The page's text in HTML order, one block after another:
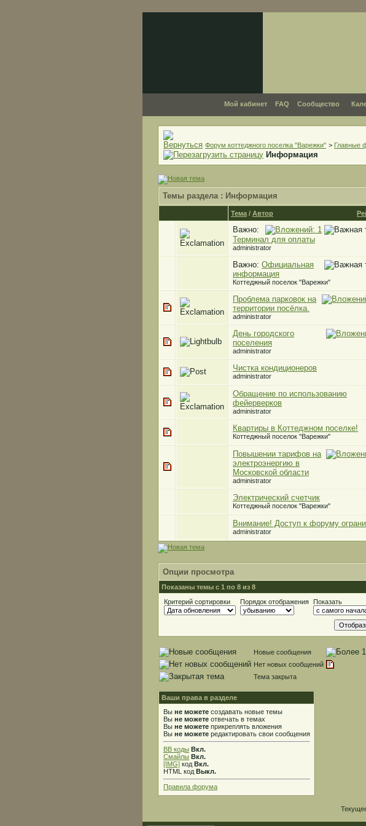
Мой кабинет FAQ Сообщество
Форум коттеджного поселка "Варежки" > Главные
Информация
Темы раздела: Информация
Тема / Автор
Важно:
Терминал для оплаты
administrator
Важно: Официальная
информация
Коттеджный поселок "Варежки"
Проблема парковок на
территории посёлка.
administrator
День городского
поселения
administrator
Чистка кондиционеров
administrator
Обращение по использованию
фейерверков
administrator
Квартиры в Коттеджном поселке!
Коттеджный поселок "Варежки"
Повышении тарифов на
электроэнергию в
Московской области
administrator
Электрический счетчик
Коттеджный поселок "Варежки"
Внимание! Доступ к форуму
administrator
Опции просмотра
Показаны темы с 1 по 8 из 8
Критерий сортировки
Порядок отображения Показать
Новые сообщения
Нет новых сообщений
Тема закрыта
Ваши права в разделе
Вы не можете создавать новые темы
Вы не можете отвечать в темах
Вы не можете прикреплять вложения
Вы не можете редактировать свои сообщения
BB коды Вкл.
Смайлы Вкл.
[IMG] код Вкл.
HTML код Выкл.
Правила форума